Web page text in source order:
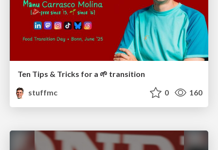
Ten Tips & Tricks for a 🌱 transition
stuffmc
0 160